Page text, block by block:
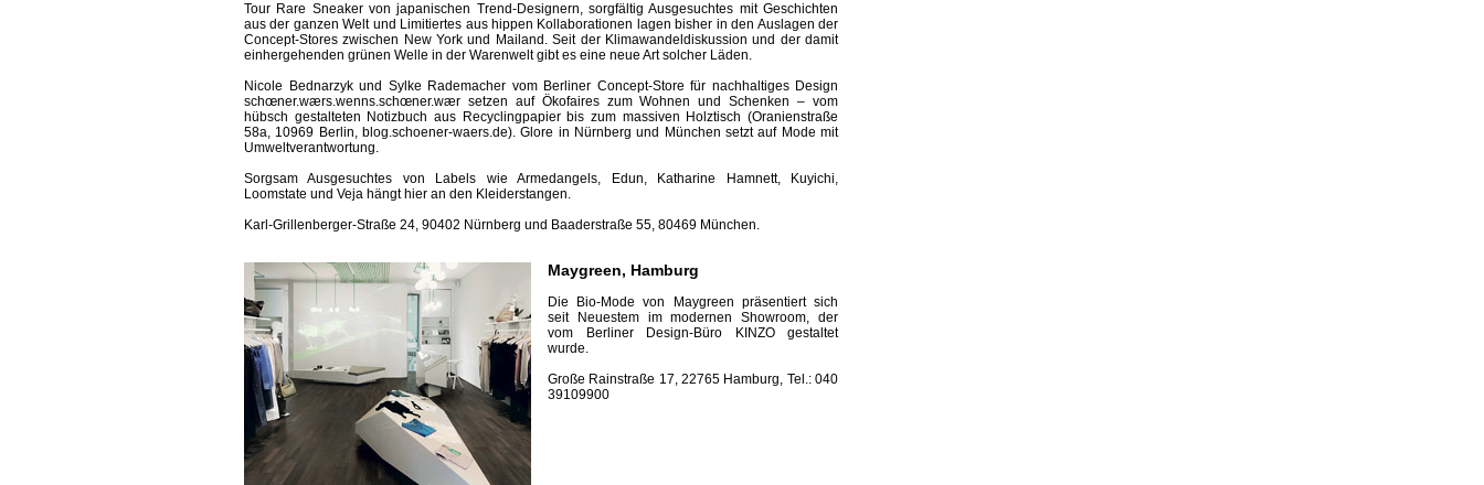
Tour Rare Sneaker von japanischen Trend-Designern, sorgfältig Ausgesuchtes mit Geschichten
aus der ganzen Welt und Limitiertes aus hippen Kollaborationen lagen bisher in den Auslagen der
Concept-Stores zwischen New York und Mailand. Seit der Klimawandeldiskussion und der damit
einhergehenden grünen Welle in der Warenwelt gibt es eine neue Art solcher Läden.
Nicole ­Bednarzyk und Sylke Rademacher vom Berliner Concept-Store für nachhaltiges Design
schœner.wærs.wenns.schœner.wær setzen auf Ökofaires zum Wohnen und Schenken – vom
hübsch gestalteten Notizbuch aus Recyclingpapier bis zum massiven Holztisch (Oranienstraße
58a, 10969 Berlin, blog.schoener-waers.de). Glore in Nürnberg und München setzt auf Mode mit
Umweltverantwortung.
Sorgsam Ausgesuchtes von Labels wie Armedangels, Edun, Katharine Hamnett, Kuyichi,
Loomstate und Veja hängt hier an den Kleiderstangen.
Karl-Grillenberger-Straße 24, 90402 Nürnberg und Baader­straße 55, 80469 München.
Maygreen, Hamburg
Die Bio-Mode von Maygreen präsentiert sich
seit Neuestem im modernen Showroom, der
vom Berliner Design-Büro KINZO gestaltet
wurde.
Große Rainstraße 17, 22765 Hamburg, Tel.: 040
39109900